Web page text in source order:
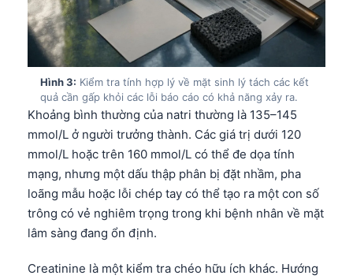
Hình 3: Kiểm tra tính hợp lý về mặt sinh lý tách các kết
quả cần gấp khỏi các lỗi báo cáo có khả năng xảy ra.
Khoảng bình thường của natri thường là 135–145
mmol/L ở người trưởng thành. Các giá trị dưới 120
mmol/L hoặc trên 160 mmol/L có thể đe dọa tính
mạng, nhưng một dấu thập phân bị đặt nhầm, pha
loãng mẫu hoặc lỗi chép tay có thể tạo ra một con số
trông có vẻ nghiêm trọng trong khi bệnh nhân về mặt
lâm sàng đang ổn định.
Creatinine là một kiểm tra chéo hữu ích khác. Hướng